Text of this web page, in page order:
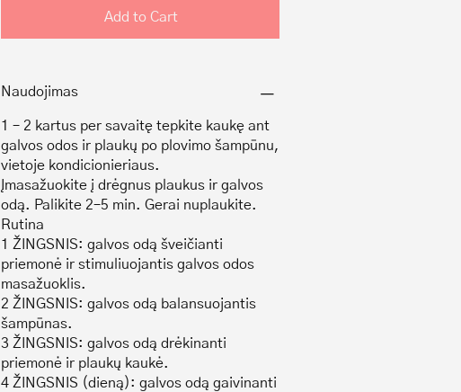
Add to Cart
Naudojimas
1 – 2 kartus per savaitę tepkite kaukę ant
galvos odos ir plaukų po plovimo šampūnu,
vietoje kondicionieriaus.
Įmasažuokite į drėgnus plaukus ir galvos
odą. Palikite 2–5 min. Gerai nuplaukite.
Rutina
1 ŽINGSNIS: galvos odą šveičianti
priemonė ir stimuliuojantis galvos odos
masažuoklis.
2 ŽINGSNIS: galvos odą balansuojantis
šampūnas.
3 ŽINGSNIS: galvos odą drėkinanti
priemonė ir plaukų kaukė.
4 ŽINGSNIS (dieną): galvos odą gaivinanti